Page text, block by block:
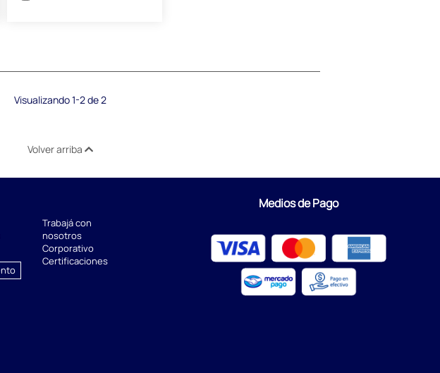
Visualizando 1-2 de 2
Volver arriba
Trabajá con
nosotros
Corporativo
Certificaciones
Medios de Pago